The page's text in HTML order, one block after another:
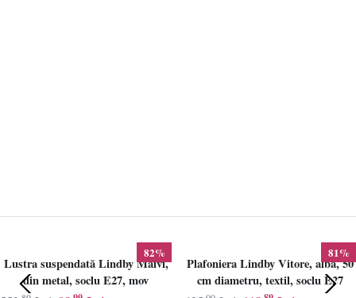
82%
Lustra suspendată Lindby Maivi,
din metal, soclu E27, mov
81%
Plafoniera Lindby Vitore, alba, 50
cm diametru, textil, soclu E27